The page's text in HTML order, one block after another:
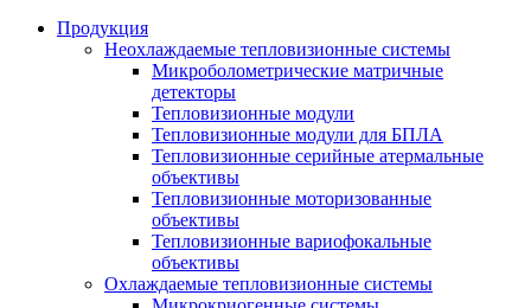
Продукция
Неохлаждаемые тепловизионные системы
Микроболометрические матричные
детекторы
Тепловизионные модули
Тепловизионные модули для БПЛА
Тепловизионные серийные атермальные
объективы
Тепловизионные моторизованные
объективы
Тепловизионные вариофокальные
объективы
Охлаждаемые тепловизионные системы